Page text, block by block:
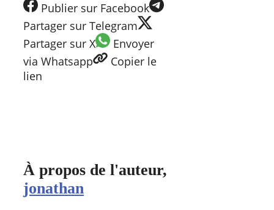
Publier sur Facebook
Partager sur Telegram
Partager sur X
Envoyer
via Whatsapp
Copier le
lien
À propos de l'auteur,
jonathan